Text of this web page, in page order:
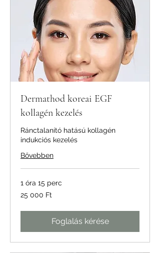
Dermathod koreai EGF
kollagén kezelés
Ránctalanító hatású kollagén
indukciós kezelés
Bővebben
1 óra 15 perc
magyar
25 000 Ft
Foglalás kérése